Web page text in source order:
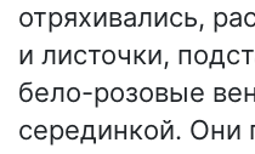
отряхивались,
и листочки,
бело-розовые
серединкой. Они